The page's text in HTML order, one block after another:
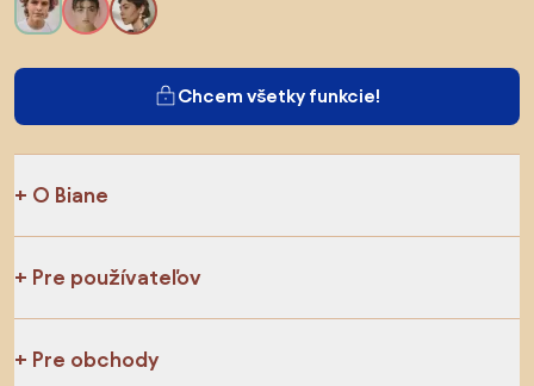
Chcem všetky funkcie!
O Biane
Pre používateľov
Pre obchody